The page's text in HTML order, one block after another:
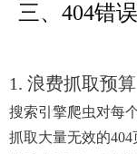
三、404错
1. 浪费抓取预算
搜索引擎爬虫对每
抓取大量无效的404